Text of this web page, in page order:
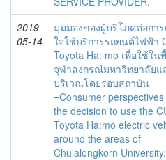
2019-
05-14
มุมมองของผู้บริโภคต่อกา
ใจใช้บริการรถยนต์ไฟฟ้า
Toyota Ha: mo เพื่อใช้ใน
จุฬาลงกรณ์มหาวิทยาลัยแ
บริเวณโดยรอบสถาบัน
=Consumer perspectives
the decision to use the
Toyota Ha:mo electric
around the areas of
Chulalongkorn University.